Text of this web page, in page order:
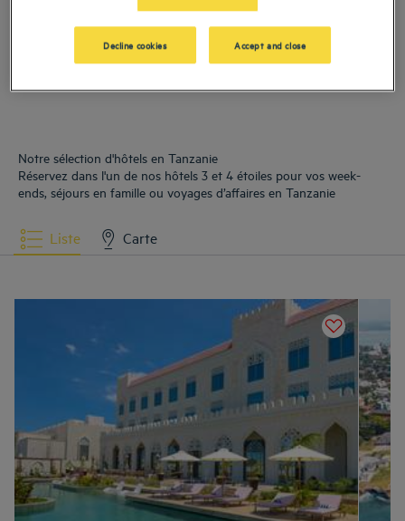
Dar Es Salam Hôtels Zanzibar City
Notre sélection d'hôtels en Tanzanie
Réservez dans l'un de nos hôtels 3 et 4 étoiles pour vos week-
ends, séjours en famille ou voyages d’affaires en Tanzanie
Liste Carte
Decline cookies Accept and close